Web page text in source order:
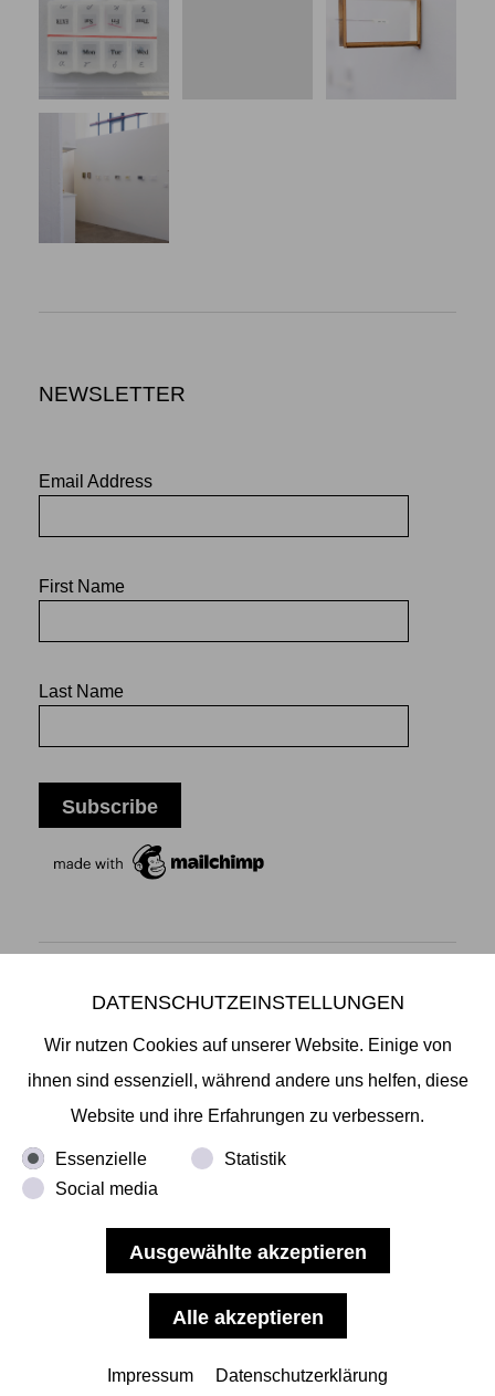
NEWSLETTER
Email Address
First Name
Last Name
Mikiko Sato Gallery ı Klosterwall 13 ı 20095 Hamburg
Di - Fr 13.00 - 19.00 ı Sa 13.00 - 18.00 u.n.V
vorbehalten.
Nutzungsbedingungen
DATENSCHUTZEINSTELLUNGEN
Wir nutzen Cookies auf unserer Website. Einige von
ihnen sind essenziell, während andere uns helfen, diese
Website und ihre Erfahrungen zu verbessern.
Essenzielle
Statistik
Social media
Impressum Datenschutzerklärung